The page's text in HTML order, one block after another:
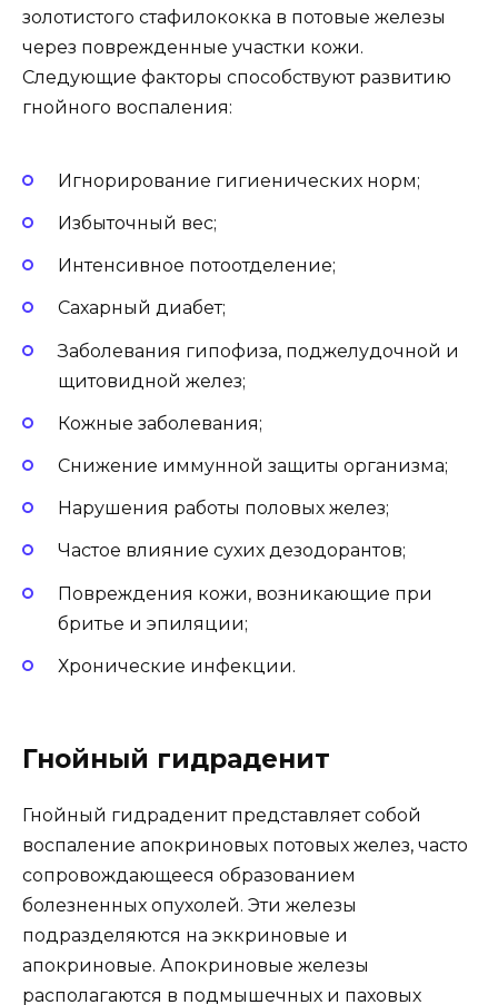
золотистого стафилококка в потовые железы
через поврежденные участки кожи.
Следующие факторы способствуют развитию
гнойного воспаления:
Игнорирование гигиенических норм;
Избыточный вес;
Интенсивное потоотделение;
Сахарный диабет;
Заболевания гипофиза, поджелудочной и
щитовидной желез;
Кожные заболевания;
Снижение иммунной защиты организма;
Нарушения работы половых желез;
Частое влияние сухих дезодорантов;
Повреждения кожи, возникающие при
бритье и эпиляции;
Хронические инфекции.
Гнойный гидраденит
Гнойный гидраденит представляет собой
воспаление апокриновых потовых желез, часто
сопровождающееся образованием
болезненных опухолей. Эти железы
подразделяются на эккриновые и
апокриновые. Апокриновые железы
располагаются в подмышечных и паховых